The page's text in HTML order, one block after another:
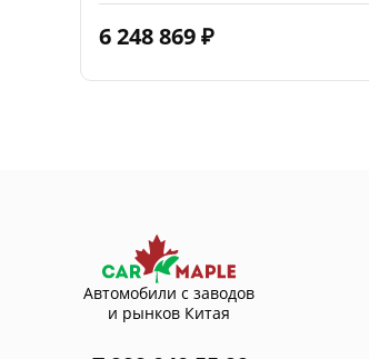
6 248 869₽
Автомобили с заводов
и рынков Китая